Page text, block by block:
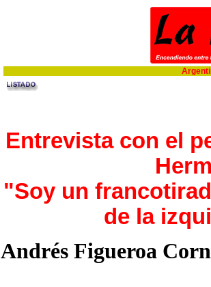
Entrevista con el
"Soy un
de la
Andrés Figueroa